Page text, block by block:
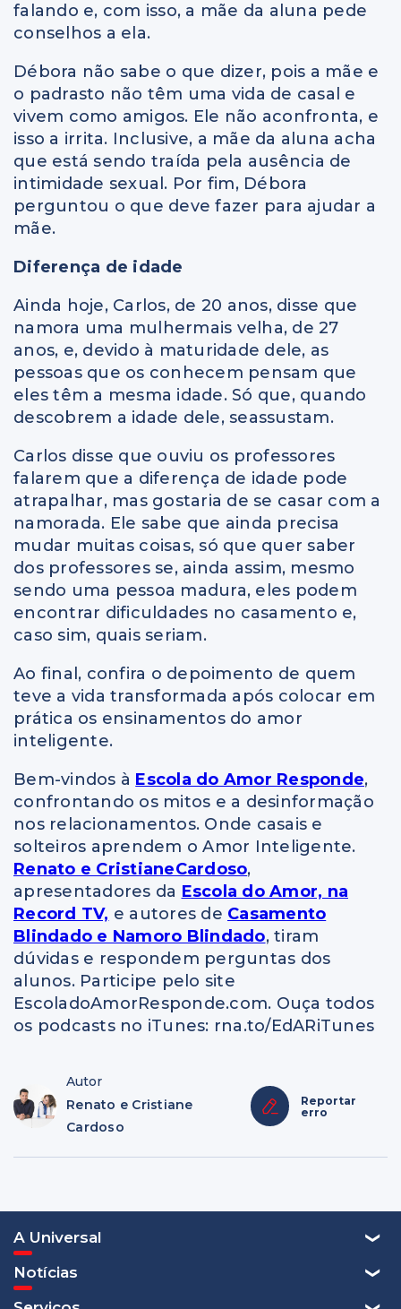
falando e, com isso, a mãe da aluna pede
conselhos a ela.
Débora não sabe o que dizer, pois a mãe e
o padrasto não têm uma vida de casal e
vivem como amigos. Ele não aconfronta, e
isso a irrita. Inclusive, a mãe da aluna acha
que está sendo traída pela ausência de
intimidade sexual. Por fim, Débora
perguntou o que deve fazer para ajudar a
mãe.
Diferença de idade
Ainda hoje, Carlos, de 20 anos, disse que
namora uma mulhermais velha, de 27
anos, e, devido à maturidade dele, as
pessoas que os conhecem pensam que
eles têm a mesma idade. Só que, quando
descobrem a idade dele, seassustam.
Carlos disse que ouviu os professores
falarem que a diferença de idade pode
atrapalhar, mas gostaria de se casar com a
namorada. Ele sabe que ainda precisa
mudar muitas coisas, só que quer saber
dos professores se, ainda assim, mesmo
sendo uma pessoa madura, eles podem
encontrar dificuldades no casamento e,
caso sim, quais seriam.
Ao final, confira o depoimento de quem
teve a vida transformada após colocar em
prática os ensinamentos do amor
inteligente.
Bem-vindos à Escola do Amor Responde,
confrontando os mitos e a desinformação
nos relacionamentos. Onde casais e
solteiros aprendem o Amor Inteligente.
Renato e CristianeCardoso,
apresentadores da Escola do Amor, na
Record TV, e autores de Casamento
Blindado e Namoro Blindado, tiram
dúvidas e respondem perguntas dos
alunos. Participe pelo site
EscoladoAmorResponde.com. Ouça todos
os podcasts no iTunes: rna.to/EdARiTunes
Autor
Renato e Cristiane
Cardoso
Reportar
erro
A Universal
Notícias